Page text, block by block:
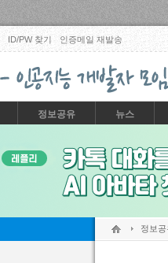
ID/PW 찾기 인증메일 재발송
정보공유 뉴스
정보공